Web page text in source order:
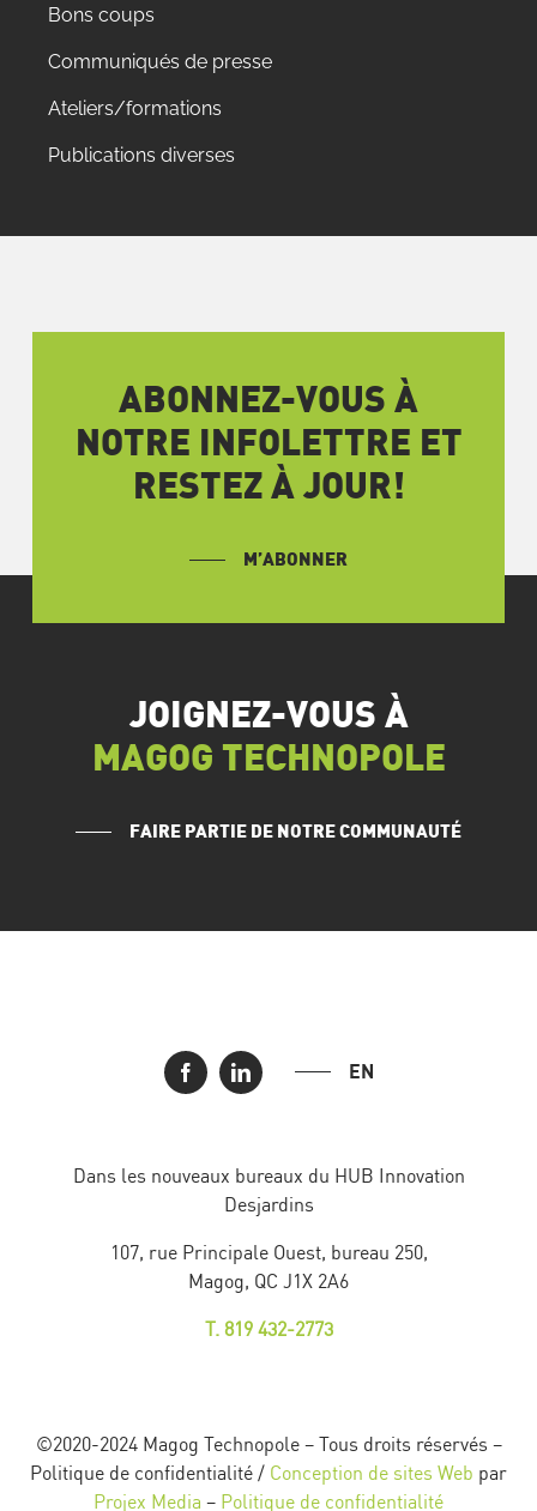
Bons coups
Communiqués de presse
Ateliers/formations
Publications diverses
ABONNEZ-VOUS À
NOTRE INFOLETTRE ET
RESTEZ À JOUR!
M’ABONNER
JOIGNEZ-VOUS À
MAGOG TECHNOPOLE
FAIRE PARTIE DE NOTRE COMMUNAUTÉ
EN
Dans les nouveaux bureaux du HUB Innovation
Desjardins
107, rue Principale Ouest, bureau 250,
Magog, QC J1X 2A6
T. 819 432-2773
©2020-2024 Magog Technopole – Tous droits réservés –
Politique de confidentialité / Conception de sites Web par
Projex Media – Politique de confidentialité